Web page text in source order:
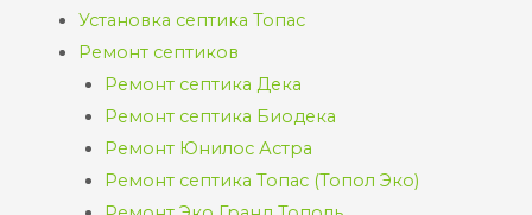
Установка септика Топас
Ремонт септиков
Ремонт септика Дека
Ремонт септика Биодека
Ремонт Юнилос Астра
Ремонт септика Топас (Топол Эко)